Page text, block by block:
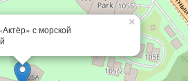
с морской
×